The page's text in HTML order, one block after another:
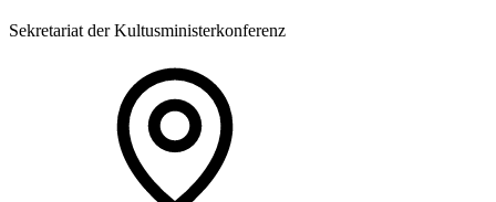
Sekretariat der Kultusministerkonferenz